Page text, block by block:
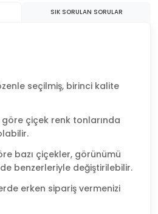
SIK SORULAN SORULAR
seçilmiş, birinci kalite
göre çiçek renk tonlarında
bazı çiçekler, görünümü
benzerleriyle değiştirilebilir.
erken sipariş vermenizi